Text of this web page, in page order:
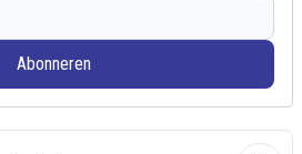
Abonneren